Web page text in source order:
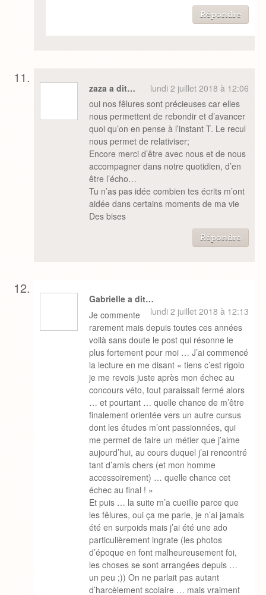
Répondre
zaza a dit…
lundi 2 juillet 2018 à 12:06
oui nos fêlures sont précieuses car elles
nous permettent de rebondir et d’avancer
quoi qu’on en pense à l’instant T. Le recul
nous permet de relativiser;
Encore merci d’être avec nous et de nous
accompagner dans notre quotidien, d’en
être l’écho…
Tu n’as pas idée combien tes écrits m’ont
aidée dans certains moments de ma vie
Des bises
Répondre
Gabrielle a dit…
lundi 2 juillet 2018 à 12:13
Je commente
rarement mais depuis toutes ces années
voilà sans doute le post qui résonne le
plus fortement pour moi … J’ai commencé
la lecture en me disant « tiens c’est rigolo
je me revois juste après mon échec au
concours véto, tout paraissait fermé alors
… et pourtant … quelle chance de m’être
finalement orientée vers un autre cursus
dont les études m’ont passionnées, qui
me permet de faire un métier que j’aime
aujourd’hui, au cours duquel j’ai rencontré
tant d’amis chers (et mon homme
accessoirement) … quelle chance cet
échec au final ! »
Et puis … la suite m’a cueillie parce que
les fêlures, oui ça me parle, je n’ai jamais
été en surpoids mais j’ai été une ado
particulièrement ingrate (les photos
d’époque en font malheureusement foi,
les choses se sont arrangées depuis …
un peu ;)) On ne parlait pas autant
d’harcèlement scolaire … mais vraiment